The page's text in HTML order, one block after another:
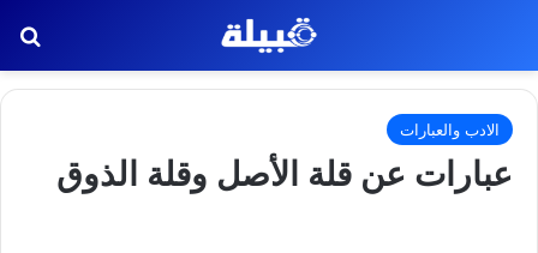
الادب والعبارات
عبارات عن قلة الأصل وقلة الذوق